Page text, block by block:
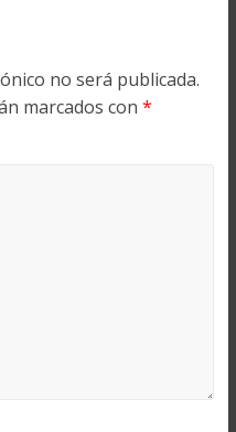
no será publicada.
marcados con *